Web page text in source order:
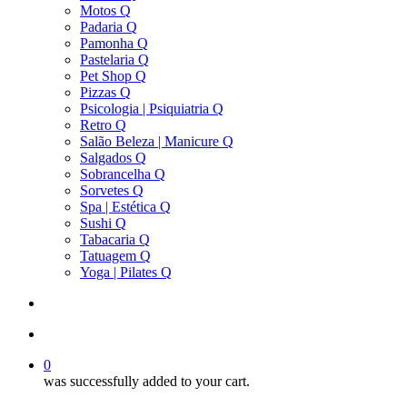
Motos Q
Padaria Q
Pamonha Q
Pastelaria Q
Pet Shop Q
Pizzas Q
Psicologia | Psiquiatria Q
Retro Q
Salão Beleza | Manicure Q
Salgados Q
Sobrancelha Q
Sorvetes Q
Spa | Estética Q
Sushi Q
Tabacaria Q
Tatuagem Q
Yoga | Pilates Q
0
was successfully added to your cart.